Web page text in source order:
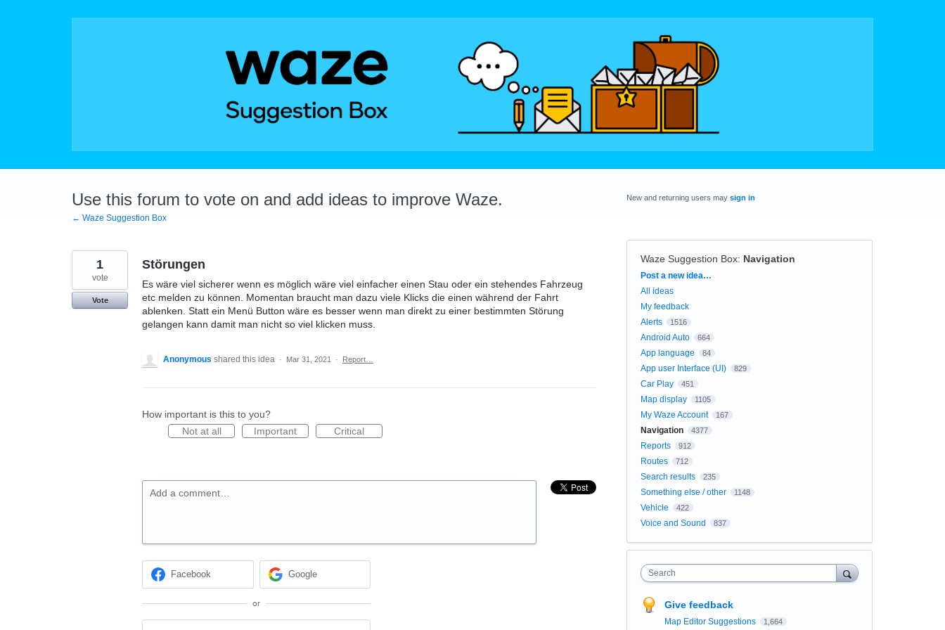
Use this forum to vote on and add ideas to improve Waze.
← Waze Suggestion Box
Störungen
Es wäre viel sicherer wenn es möglich wäre viel einfacher einen Stau oder ein stehendes Fahrzeug
etc melden zu können. Momentan braucht man dazu viele Klicks die einen während der Fahrt
ablenken. Statt ein Menü Button wäre es besser wenn man direkt zu einer bestimmten Störung
gelangen kann damit man nicht so viel klicken muss.
1
vote
Vote
Anonymous shared this idea · Mar 31, 2021 · Report…
How important is this to you?
Not at all
Important Critical
Add a comment…
Facebook Google
or
New and returning users may sign in
Waze Suggestion Box: Navigation
Categories
Post a new idea…
All ideas
My feedback
Alerts
1516
Android Auto 664
App language 84
App user Interface (UI) 829
Car Play 451
Map display 1105
My Waze Account 167
Navigation 4377
Reports 912
Routes 712
Search results 235
Something else / other 1148
Vehicle 422
Voice and Sound 837
Search
Give feedback
Map Editor Suggestions 1,664